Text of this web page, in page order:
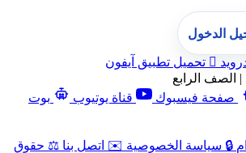
 تحميل تطبيق آيفون
| الصف الرابع
صفحة فيسبوك قناة يوتيوب
بوت
🔒 سياسة الخصوصية ✉️ اتصل بنا ⚖️ حقوق
الدخول